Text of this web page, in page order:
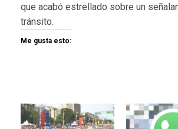
que acabó estrellado sobre un
tránsito.
Me gusta esto: